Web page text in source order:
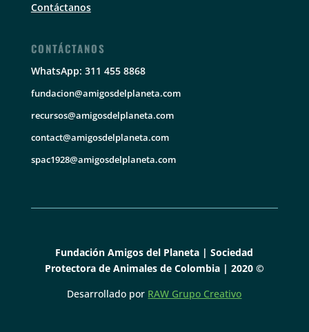
Contáctanos
CONTÁCTANOS
WhatsApp: 311 455 8868
fundacion@amigosdelplaneta.com
recursos@amigosdelplaneta.com
contact@amigosdelplaneta.com
spac1928@amigosdelplaneta.com
Fundación Amigos del Planeta | Sociedad
Protectora de Animales de Colombia | 2020 ©
Desarrollado por RAW Grupo Creativo